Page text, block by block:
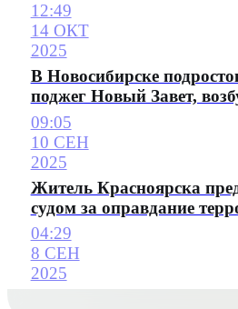
12:49
14 ОКТ
2025
В Новосибирске
поджег Новый Завет,
09:05
10 СЕН
2025
Житель Красноярска
судом за оправдание
04:29
8 СЕН
2025